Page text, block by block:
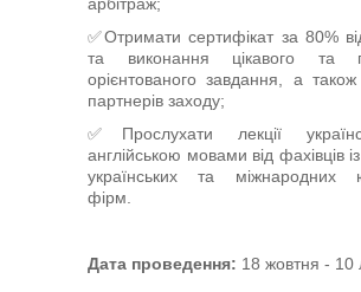
✅Отримати сертифікат за 80%
та виконання цікавого та
орієнтованого завдання, а
партнерів заходу;
✅Прослухати лекції
англійською мовами від фахівців
українських та міжнародних
фірм.
Дата проведення: 18 жовтня - 10